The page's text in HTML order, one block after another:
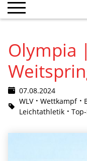
Olympia
07.08.2024
WLV
Wettkampf
Leichtathletik